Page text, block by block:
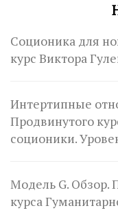
Соционика для
курс Виктора
Интертипные
Продвинутого
соционики.
Модель G. Обзор.
курса